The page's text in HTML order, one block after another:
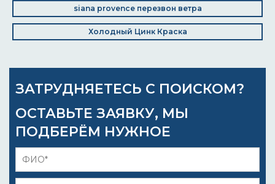
siana provence перезвон ветра
Холодный Цинк Краска
ЗАТРУДНЯЕТЕСЬ С ПОИСКОМ?
ОСТАВЬТЕ ЗАЯВКУ, МЫ
ПОДБЕРЁМ НУЖНОЕ